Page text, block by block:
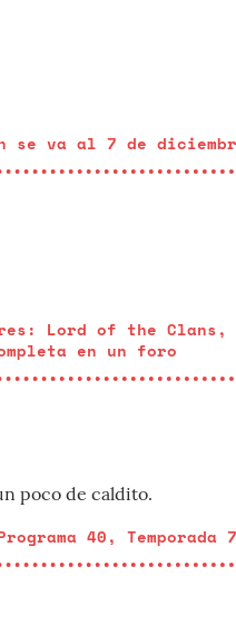
se va al 7 de
Lord of the
en un foro
poco de caldito.
40, Temporada 7